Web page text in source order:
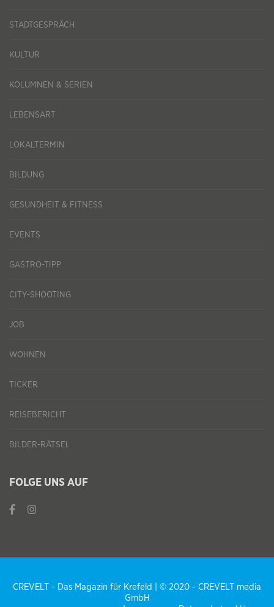
STADTGESPRÄCH
KULTUR
KOLUMNEN & SERIEN
LEBENSART
LOKALTERMIN
BILDUNG
GESUNDHEIT & FITNESS
EVENTS
GASTRO-TIPP
CITY-SHOOTING
JOB
WOHNEN
TICKER
REISEBERICHT
BILDER-RÄTSEL
FOLGE UNS AUF
CREVELT - Das Magazin für Krefeld | © 2020 - CREVELT media
GmbH